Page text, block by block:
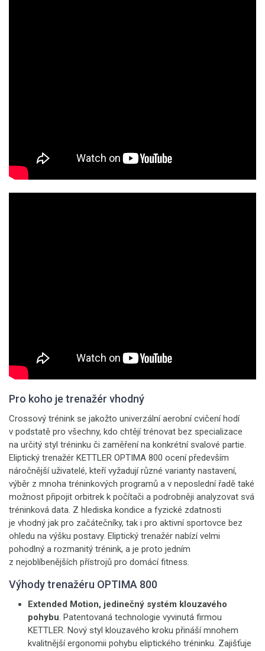
Pro koho je trenažér vhodný
Crossový trénink se jakožto univerzální aerobní cvičení hodí
v podstatě pro všechny, kdo chtějí trénovat bez specializace
na určitý styl tréninku či zaměření na konkrétní svalové partie.
Eliptický trenažér KETTLER OPTIMA 800 ocení především
náročnější uživatelé, kteří vyžadují různé varianty nastavení,
výběr z mnoha tréninkových programů a v neposlední řadě také
možnost připojit orbitrek k počítači a podrobněji analyzovat svá
tréninková data. Z hlediska kondice a fyzické zdatnosti
je vhodný jak pro začátečníky, tak i pro aktivní sportovce bez
ohledu na výšku postavy. Eliptický trenažér nabízí velmi
pohodlný a rozmanitý trénink, a je proto jedním
z nejoblíbenějších přístrojů pro domácí fitness.
Výhody trenažéru OPTIMA 800
Extended Motion, jedinečný systém klouzavého
pohybu. Patentovaná technologie vyvinutá firmou
KETTLER. Nový styl klouzavého kroku přináší mnohem
kvalitnější ergonomii pohybu eliptického tréninku. Zajišťuje